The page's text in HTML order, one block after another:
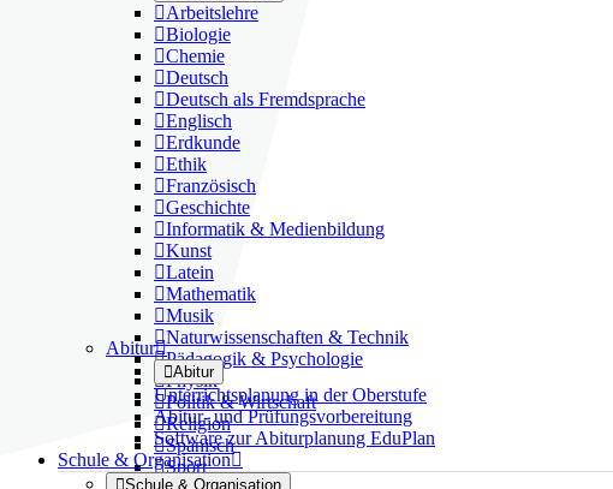
Arbeitslehre
Biologie
Chemie
Deutsch
Deutsch als Fremdsprache
Englisch
Erdkunde
Ethik
Französisch
Geschichte
Informatik & Medienbildung
Kunst
Latein
Mathematik
Musik
Naturwissenschaften & Technik
Pädagogik & Psychologie
Physik
Politik & Wirtschaft
Religion
Spanisch
Sport
Abitur
Abitur
Unterrichtsplanung in der Oberstufe
Abitur- und Prüfungsvorbereitung
Software zur Abiturplanung EduPlan
Schule & Organisation
Schule & Organisation